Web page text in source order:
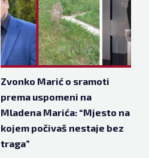
Zvonko Marić o sramoti
prema uspomeni na
Mladena Marića: “Mjesto na
kojem počivaš nestaje bez
traga”